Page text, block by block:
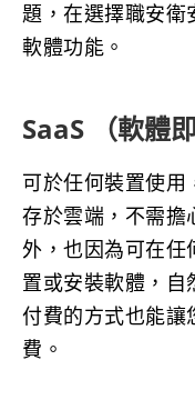
題，在選擇職安衛
軟體功能。
SaaS （軟體
可於任何裝置使用
存於雲端，不需擔
外，也因為可在任
置或安裝軟體，自
付費的方式也能讓
費。